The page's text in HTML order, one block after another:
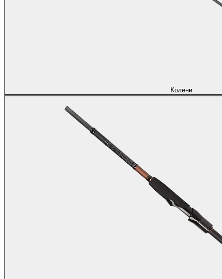
Колени